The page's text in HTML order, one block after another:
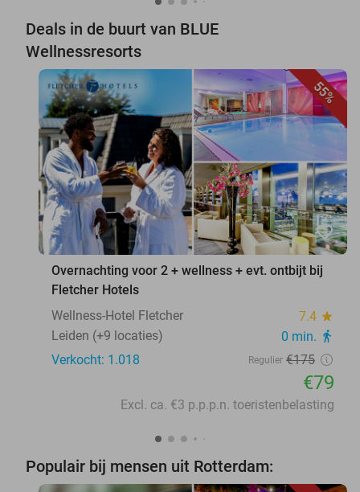
Deals in de buurt van BLUE
Wellnessresorts
55%
favorite_border
Overnachting voor 2 + wellness + evt. ontbijt bij
Fletcher Hotels
Wellness-Hotel Fletcher
7.4 star
Leiden (+9 locaties) 0 min. directions_walk
Verkocht: 1.018 Regulier €175
€79
Excl. ca. €3 p.p.p.n. toeristenbelasting
Populair bij mensen uit Rotterdam: